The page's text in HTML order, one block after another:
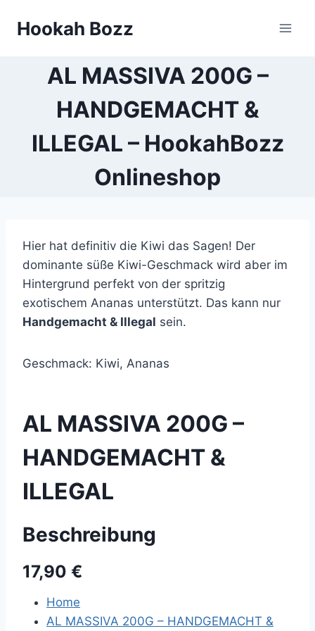
InhaltHookah Bozz
AL MASSIVA 200G –
HANDGEMACHT &
ILLEGAL – HookahBozz
Onlineshop
Hier hat definitiv die Kiwi das Sagen! Der
dominante süße Kiwi-Geschmack wird aber im
Hintergrund perfekt von der spritzig
exotischem Ananas unterstützt. Das kann nur
Handgemacht & Illegal sein.
Geschmack: Kiwi, Ananas
AL MASSIVA 200G –
HANDGEMACHT &
ILLEGAL
Beschreibung
17,90 €
Home
AL MASSIVA 200G – HANDGEMACHT &